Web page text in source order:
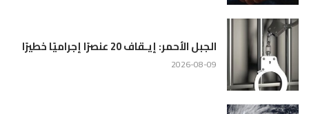
الجبل الأحمر: إيـقاف 20 عنصرًا إجراميًا خطيرًا
2026-08-09